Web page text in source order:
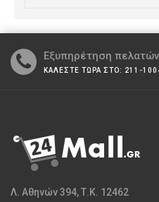
Εξυπηρέτηση πελατών
ΚΑΛΕΣΤΕ ΤΩΡΑ ΣΤΟ: 211-
Λ. Αθηνών 394, Τ.Κ. 12462